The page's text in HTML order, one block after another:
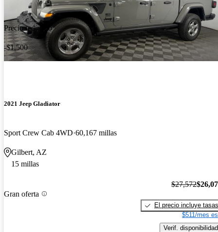
Precio reducido
-$1,500
2021 Jeep Gladiator
Sport Crew Cab 4WD 60,167 millas
Gilbert, AZ
15 millas
Gran oferta
$27,572
El precio incluye tasas
$511/mes
Verif. disponibilidad